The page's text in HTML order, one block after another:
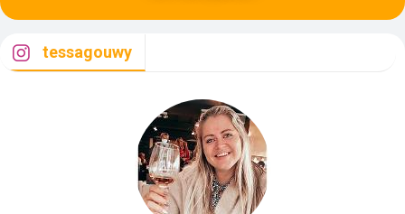
tessagouwy